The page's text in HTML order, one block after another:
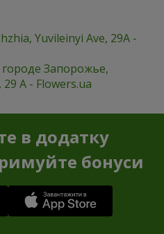
Yuvileinyi Ave, 29А -
Запорожье,
А - Flowers.ua
в додатку
бонуси